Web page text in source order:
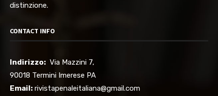
distinzione.
CONTACT INFO
Indirizzo: Via Mazzini 7,
90018 Termini Imerese PA
Email: rivistapenaleitaliana@gmail.com